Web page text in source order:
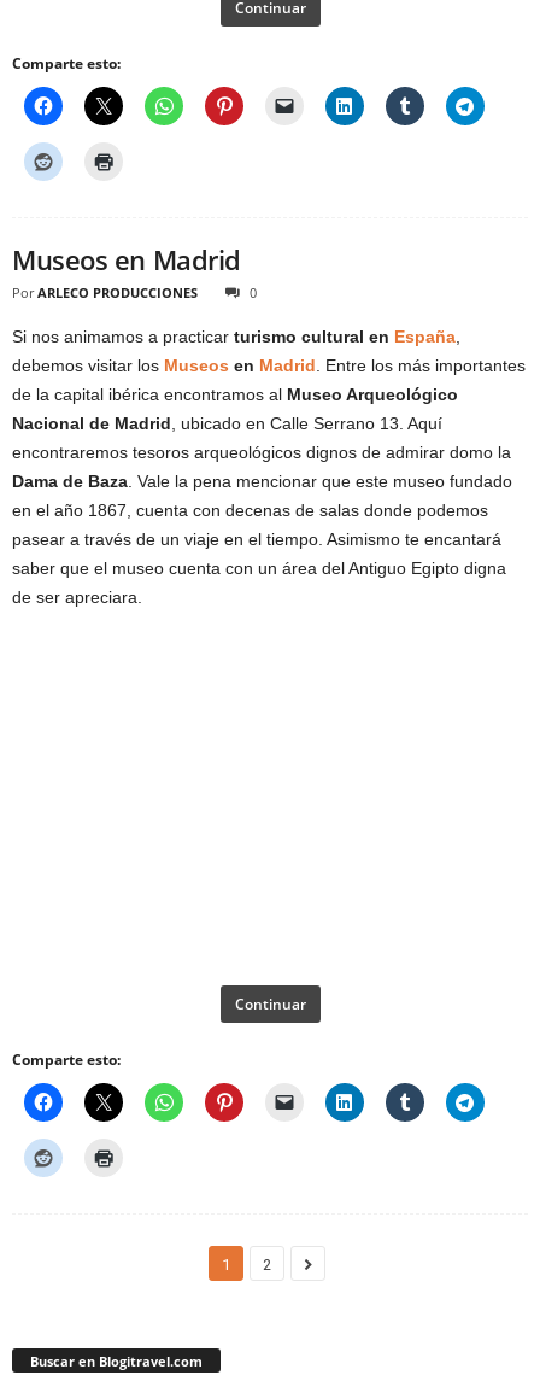
Continuar
Comparte esto:
Museos en Madrid
Por ARLECO PRODUCCIONES 0
Si nos animamos a practicar turismo cultural en España
debemos visitar los Museos en Madrid . Entre los más importantes
de la capital ibérica encontramos al Museo Arqueológico
Nacional de Madrid , ubicado en Calle Serrano 13. Aquí
encontraremos tesoros arqueológicos dignos de admirar domo la
Dama de Baza . Vale la pena mencionar que este museo fundado
en el año 1867, cuenta con decenas de salas donde podemos
pasear a través de un viaje en el tiempo. Asimismo te encantará
saber que el museo cuenta con un área del Antiguo Egipto digna
de ser apreciara.
Continuar
Comparte esto:
1 2
Buscar en Blogitravel.com